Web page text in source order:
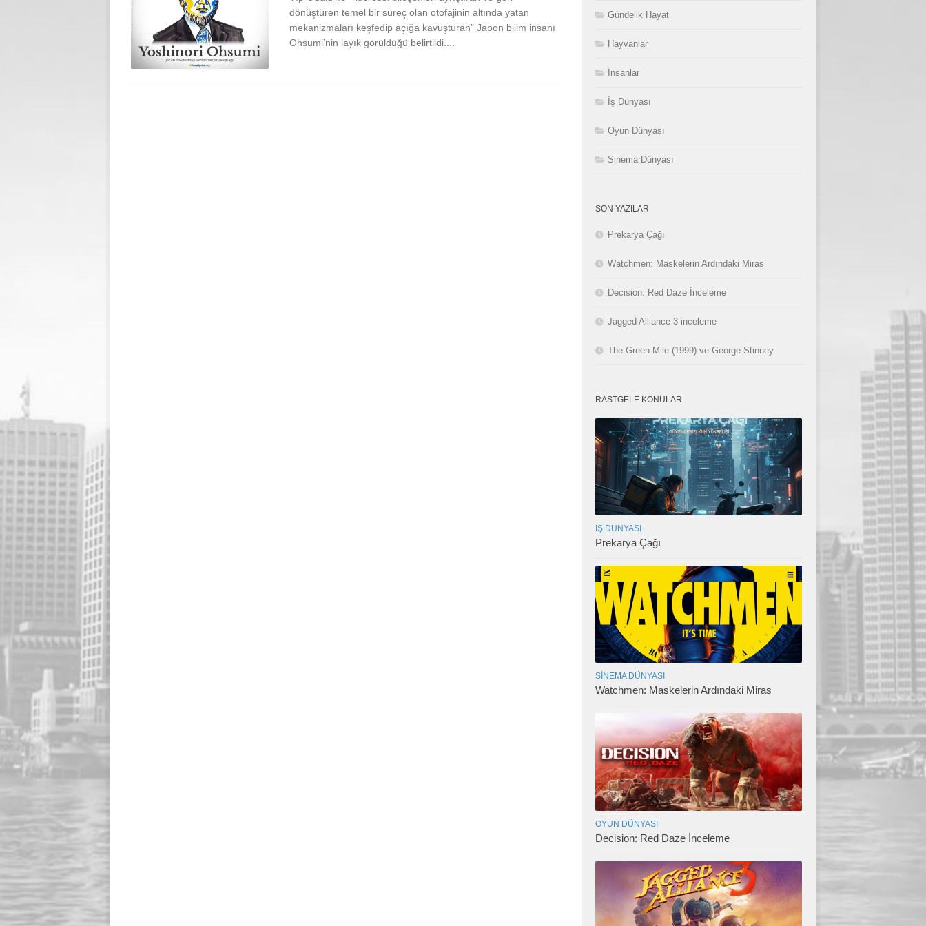
dönüştüren temel bir süreç olan otofajinin altında yatan
mekanizmaları keşfedip açığa kavuşturan” Japon bilim insanı
Ohsumi’nin layık görüldüğü belirtildi....
Gündelik Hayat
Hayvanlar
İnsanlar
İş Dünyası
Oyun Dünyası
Sinema Dünyası
SON YAZILAR
Prekarya Çağı
Watchmen: Maskelerin Ardındaki Miras
Decision: Red Daze İnceleme
Jagged Alliance 3 inceleme
The Green Mile (1999) ve George Stinney
RASTGELE KONULAR
İŞ DÜNYASI
Prekarya Çağı
SINEMA DÜNYASI
Watchmen: Maskelerin Ardındaki Miras
OYUN DÜNYASI
Decision: Red Daze İnceleme